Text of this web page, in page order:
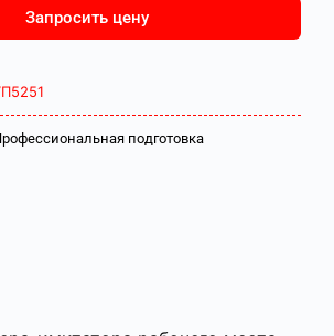
Запросить цену
подготовка